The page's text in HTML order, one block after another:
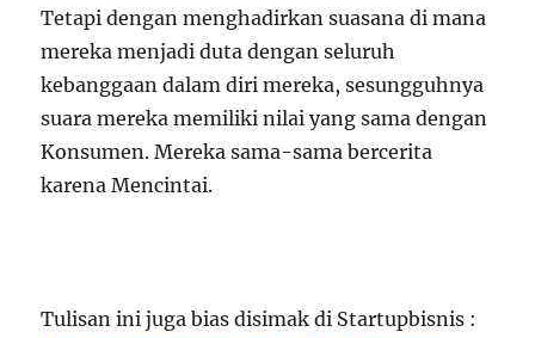
Tetapi dengan menghadirkan suasana di mana
mereka menjadi duta dengan seluruh
kebanggaan dalam diri mereka, sesungguhnya
suara mereka memiliki nilai yang sama dengan
Konsumen. Mereka sama-sama bercerita
karena Mencintai.
Tulisan ini juga bias disimak di Startupbisnis :